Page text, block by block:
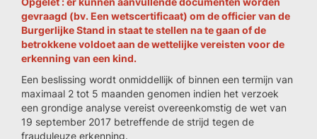
gevraagd (bv. Een wetscertificaat) om de officier van de
Burgerlijke Stand in staat te stellen na te gaan of de
betrokkene voldoet aan de wettelijke vereisten voor de
erkenning van een kind.
Een beslissing wordt onmiddellijk of binnen een termijn van
maximaal 2 tot 5 maanden genomen indien het verzoek
een grondige analyse vereist overeenkomstig de wet van
19 september 2017 betreffende de strijd tegen de
frauduleuze erkenning.